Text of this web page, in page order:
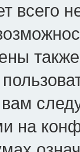
всего
вам
на